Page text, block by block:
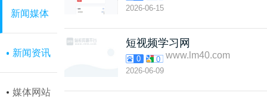
新闻媒体
新闻资讯
媒体网站
2026-06-15
短视频学习网
0 0 www.lm40.com
2026-06-09